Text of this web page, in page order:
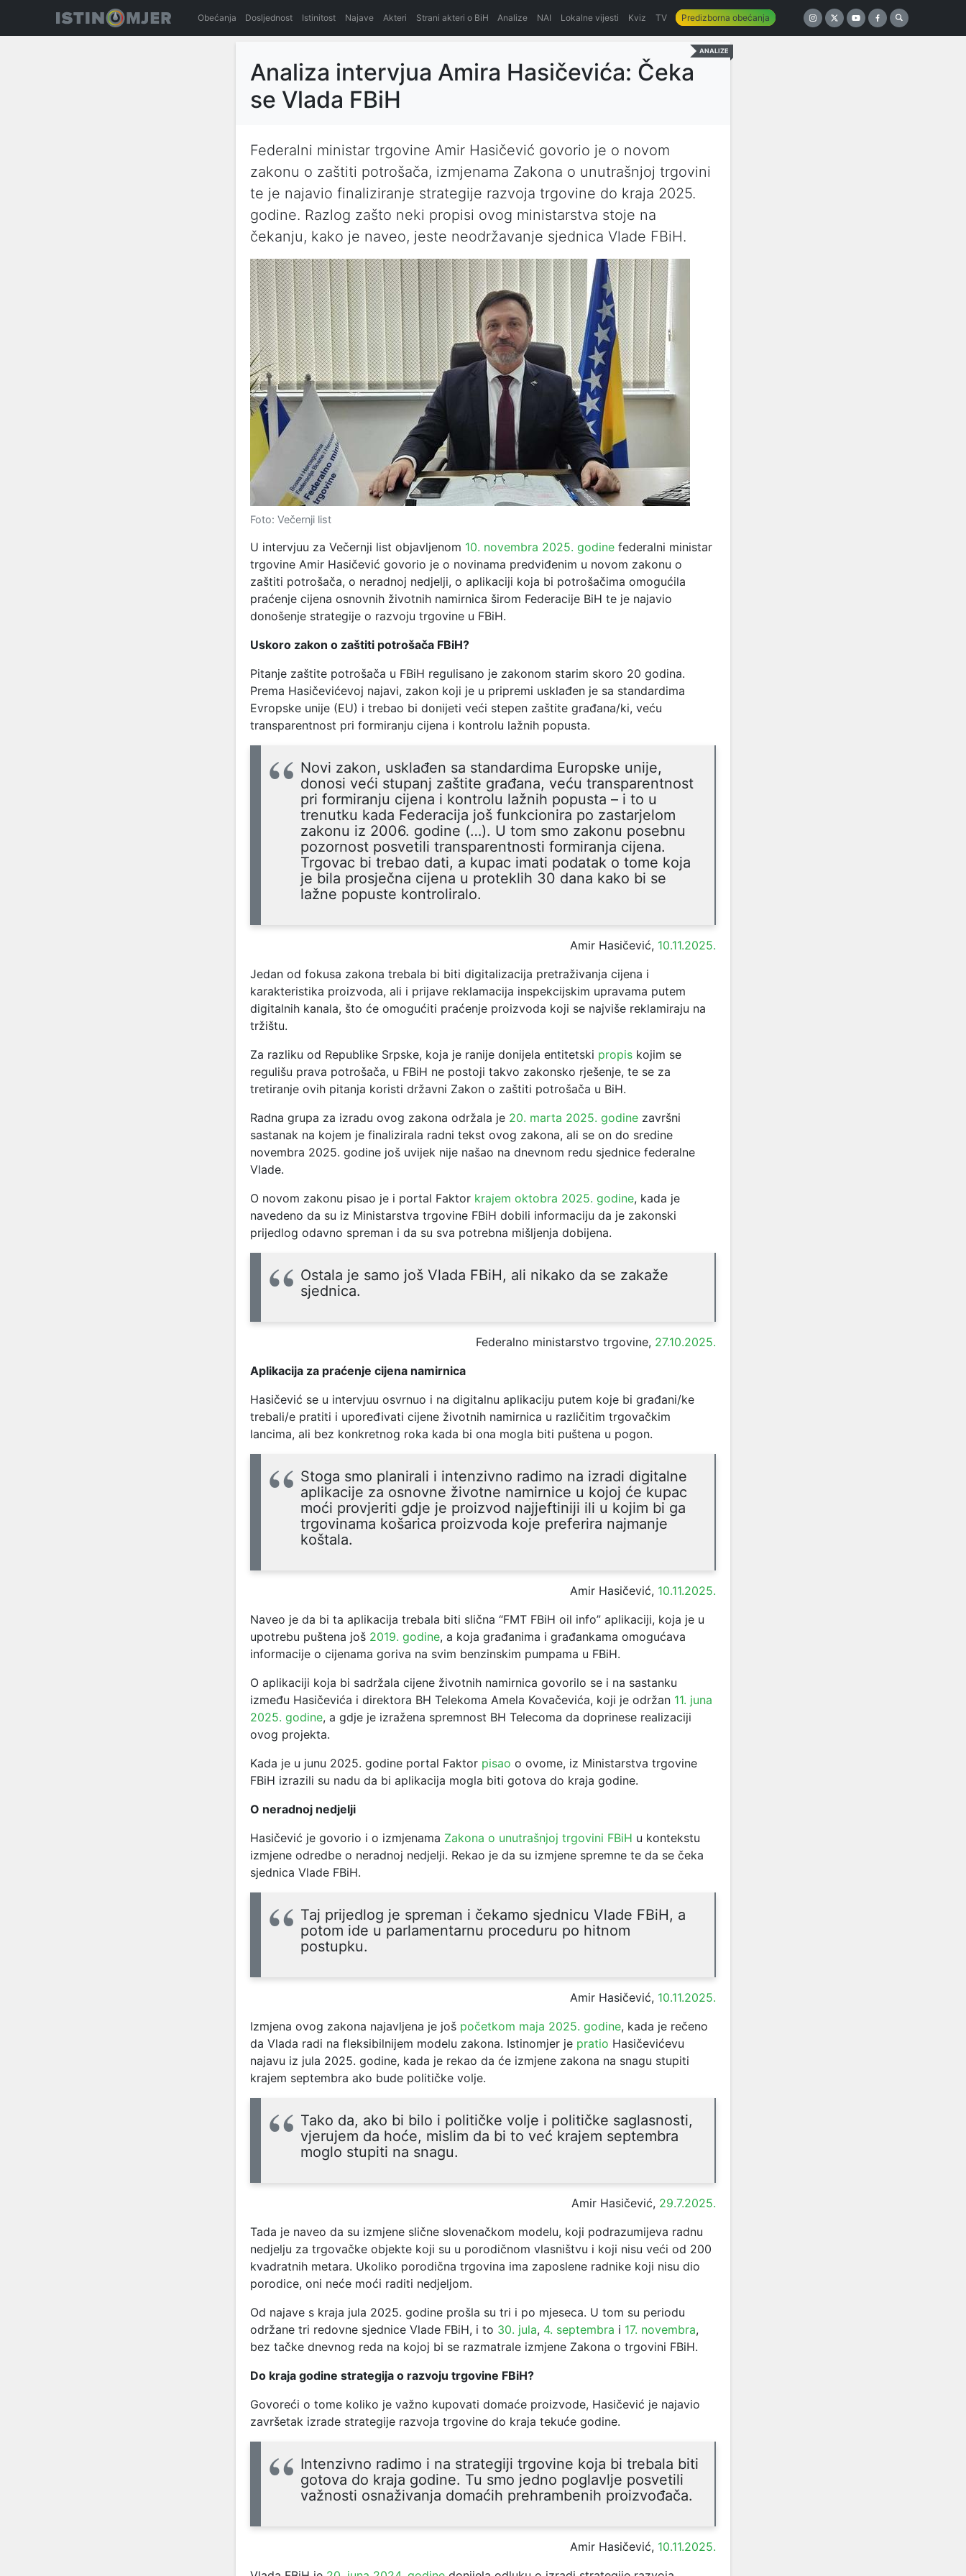
Obećanja Dosljednost Istinitost Najave Akteri Strani akteri o BiH Analize NAI Lokalne vijesti Kviz TV Predizborna obećanja
ANALIZE
Analiza intervjua Amira Hasičevića: Čeka
se Vlada FBiH
Federalni ministar trgovine Amir Hasičević govorio je o novom
zakonu o zaštiti potrošača, izmjenama Zakona o unutrašnjoj trgovini
te je najavio finaliziranje strategije razvoja trgovine do kraja 2025.
godine. Razlog zašto neki propisi ovog ministarstva stoje na
čekanju, kako je naveo, jeste neodržavanje sjednica Vlade FBiH.
Foto: Večernji list
U intervjuu za Večernji list objavljenom 10. novembra 2025. godine federalni ministar
trgovine Amir Hasičević govorio je o novinama predviđenim u novom zakonu o
zaštiti potrošača, o neradnoj nedjelji, o aplikaciji koja bi potrošačima omogućila
praćenje cijena osnovnih životnih namirnica širom Federacije BiH te je najavio
donošenje strategije o razvoju trgovine u FBiH.
Uskoro zakon o zaštiti potrošača FBiH?
Pitanje zaštite potrošača u FBiH regulisano je zakonom starim skoro 20 godina.
Prema Hasičevićevoj najavi, zakon koji je u pripremi usklađen je sa standardima
Evropske unije (EU) i trebao bi donijeti veći stepen zaštite građana/ki, veću
transparentnost pri formiranju cijena i kontrolu lažnih popusta.
Novi zakon, usklađen sa standardima Europske unije,
donosi veći stupanj zaštite građana, veću transparentnost
pri formiranju cijena i kontrolu lažnih popusta – i to u
trenutku kada Federacija još funkcionira po zastarjelom
zakonu iz 2006. godine (…). U tom smo zakonu posebnu
pozornost posvetili transparentnosti formiranja cijena.
Trgovac bi trebao dati, a kupac imati podatak o tome koja
je bila prosječna cijena u proteklih 30 dana kako bi se
lažne popuste kontroliralo.
Amir Hasičević, 10.11.2025.
Jedan od fokusa zakona trebala bi biti digitalizacija pretraživanja cijena i
karakteristika proizvoda, ali i prijave reklamacija inspekcijskim upravama putem
digitalnih kanala, što će omogućiti praćenje proizvoda koji se najviše reklamiraju na
tržištu.
Za razliku od Republike Srpske, koja je ranije donijela entitetski propis kojim se
regulišu prava potrošača, u FBiH ne postoji takvo zakonsko rješenje, te se za
tretiranje ovih pitanja koristi državni Zakon o zaštiti potrošača u BiH.
Radna grupa za izradu ovog zakona održala je 20. marta 2025. godine završni
sastanak na kojem je finalizirala radni tekst ovog zakona, ali se on do sredine
novembra 2025. godine još uvijek nije našao na dnevnom redu sjednice federalne
Vlade.
O novom zakonu pisao je i portal Faktor krajem oktobra 2025. godine, kada je
navedeno da su iz Ministarstva trgovine FBiH dobili informaciju da je zakonski
prijedlog odavno spreman i da su sva potrebna mišljenja dobijena.
Ostala je samo još Vlada FBiH, ali nikako da se zakaže
sjednica.
Federalno ministarstvo trgovine, 27.10.2025.
Aplikacija za praćenje cijena namirnica
Hasičević se u intervjuu osvrnuo i na digitalnu aplikaciju putem koje bi građani/ke
trebali/e pratiti i upoređivati cijene životnih namirnica u različitim trgovačkim
lancima, ali bez konkretnog roka kada bi ona mogla biti puštena u pogon.
Stoga smo planirali i intenzivno radimo na izradi digitalne
aplikacije za osnovne životne namirnice u kojoj će kupac
moći provjeriti gdje je proizvod najjeftiniji ili u kojim bi ga
trgovinama košarica proizvoda koje preferira najmanje
koštala.
Amir Hasičević, 10.11.2025.
Naveo je da bi ta aplikacija trebala biti slična “FMT FBiH oil info” aplikaciji, koja je u
upotrebu puštena još 2019. godine, a koja građanima i građankama omogućava
informacije o cijenama goriva na svim benzinskim pumpama u FBiH.
O aplikaciji koja bi sadržala cijene životnih namirnica govorilo se i na sastanku
između Hasičevića i direktora BH Telekoma Amela Kovačevića, koji je održan 11. juna
2025. godine, a gdje je izražena spremnost BH Telecoma da doprinese realizaciji
ovog projekta.
Kada je u junu 2025. godine portal Faktor pisao o ovome, iz Ministarstva trgovine
FBiH izrazili su nadu da bi aplikacija mogla biti gotova do kraja godine.
O neradnoj nedjelji
Hasičević je govorio i o izmjenama Zakona o unutrašnjoj trgovini FBiH u kontekstu
izmjene odredbe o neradnoj nedjelji. Rekao je da su izmjene spremne te da se čeka
sjednica Vlade FBiH.
Taj prijedlog je spreman i čekamo sjednicu Vlade FBiH, a
potom ide u parlamentarnu proceduru po hitnom
postupku.
Amir Hasičević, 10.11.2025.
Izmjena ovog zakona najavljena je još početkom maja 2025. godine, kada je rečeno
da Vlada radi na fleksibilnijem modelu zakona. Istinomjer je pratio Hasičevićevu
najavu iz jula 2025. godine, kada je rekao da će izmjene zakona na snagu stupiti
krajem septembra ako bude političke volje.
Tako da, ako bi bilo i političke volje i političke saglasnosti,
vjerujem da hoće, mislim da bi to već krajem septembra
moglo stupiti na snagu.
Amir Hasičević, 29.7.2025.
Tada je naveo da su izmjene slične slovenačkom modelu, koji podrazumijeva radnu
nedjelju za trgovačke objekte koji su u porodičnom vlasništvu i koji nisu veći od 200
kvadratnih metara. Ukoliko porodična trgovina ima zaposlene radnike koji nisu dio
porodice, oni neće moći raditi nedjeljom.
Od najave s kraja jula 2025. godine prošla su tri i po mjeseca. U tom su periodu
održane tri redovne sjednice Vlade FBiH, i to 30. jula, 4. septembra i 17. novembra,
bez tačke dnevnog reda na kojoj bi se razmatrale izmjene Zakona o trgovini FBiH.
Do kraja godine strategija o razvoju trgovine FBiH?
Govoreći o tome koliko je važno kupovati domaće proizvode, Hasičević je najavio
završetak izrade strategije razvoja trgovine do kraja tekuće godine.
Intenzivno radimo i na strategiji trgovine koja bi trebala biti
gotova do kraja godine. Tu smo jedno poglavlje posvetili
važnosti osnaživanja domaćih prehrambenih proizvođača.
Amir Hasičević, 10.11.2025.